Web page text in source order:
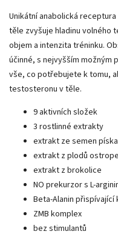
Unikátní anabolická
těle zvyšuje hladinu volného
objem a intenzita tréninku.
účinné, s nejvyšším možným
vše, co potřebujete k tomu,
testosteronu v těle.
9 aktivních složek
3 rostlinné extrakty
extrakt ze semen
extrakt z plodů
extrakt z brokolice
NO prekurzor s L-
Beta-Alanin
ZMB komplex
bez stimulantů